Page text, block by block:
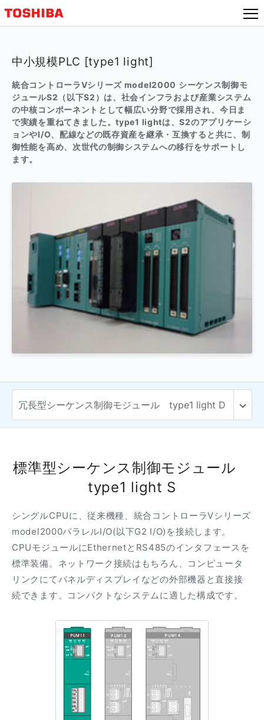
ャ
プ
中小規模PLC [type1 light]
統合コントローラVシリーズ model2000 シーケンス制御モ
ジュールS2（以下S2）は、社会インフラおよび産業システム
の中核コンポーネントとして幅広い分野で採用され、今日ま
で実績を重ねてきました。type1 lightは、S2のアプリケーシ
ョンやI/O、配線などの既存資産を継承・互換すると共に、制
御性能を高め、次世代の制御システムへの移行をサポートし
ます。
標準型シーケンス制御モジュール
type1 light S
シングルCPUに、従来機種、統合コントローラVシリーズ
model2000パラレルI/O(以下G2 I/O)を接続します。
CPUモジュールにEthernetとRS485のインタフェースを
標準装備。ネットワーク接続はもちろん、コンピュータ
リンクにてパネルディスプレイなどの外部機器と直接接
続できます。コンパクトなシステムに適した構成です。